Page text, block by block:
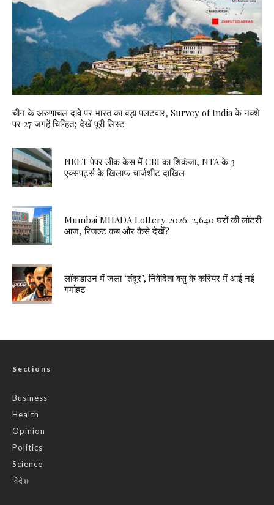
चीन के अरुणाचल दावे पर भारत का बड़ा पलटवार, Survey of India के नक्शे
पर 27 जगहें चिन्हित; देखें पूरी लिस्ट
NEET पेपर लीक केस में CBI का शिकंजा, NTA के 3
एक्सपर्ट्स के खिलाफ चार्जशीट दाखिल
Mumbai MHADA Lottery 2026: 2,640 घरों की लॉटरी
आज, रिजल्ट कब और कैसे देखें?
लॉकडाउन में जला ‘तंदूर’, निवेदिता बसु के करियर में आई नई
गर्माहट
Sections
Business
Health
Opinion
Politics
Science
विदेश